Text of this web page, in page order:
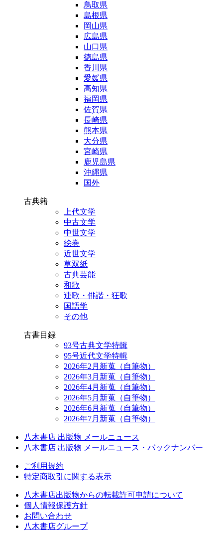
鳥取県
島根県
岡山県
広島県
山口県
徳島県
香川県
愛媛県
高知県
福岡県
佐賀県
長崎県
熊本県
大分県
宮崎県
鹿児島県
沖縄県
国外
古典籍
上代文学
中古文学
中世文学
絵巻
近世文学
草双紙
古典芸能
和歌
連歌・俳諧・狂歌
国語学
その他
古書目録
93号古典文学特輯
95号近代文学特輯
2026年2月新蒐（自筆物）
2026年3月新蒐（自筆物）
2026年4月新蒐（自筆物）
2026年5月新蒐（自筆物）
2026年6月新蒐（自筆物）
2026年7月新蒐（自筆物）
八木書店 出版物 メールニュース
八木書店 出版物 メールニュース・バックナンバー
ご利用規約
特定商取引に関する表示
八木書店出版物からの転載許可申請について
個人情報保護方針
お問い合わせ
八木書店グループ